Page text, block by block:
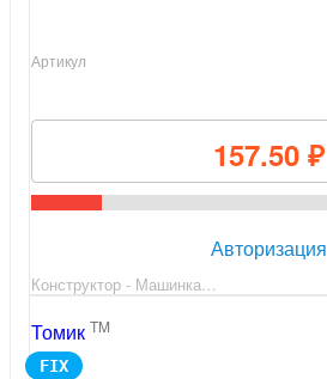
Артикул
157.50 ₽
Авторизация
Конструктор - Машинка…
Томик TM
FIX